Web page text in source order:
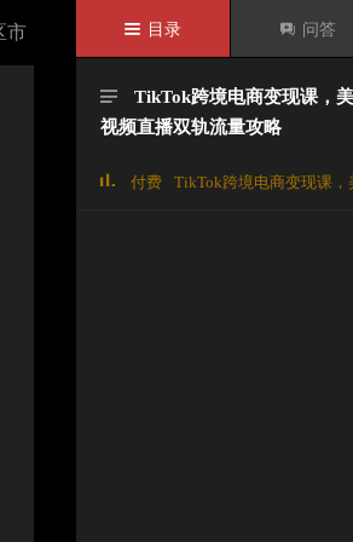
市  目录  问答

TikTok跨境电商变现课，
视频直播双轨流量攻略
付费 TikTok跨境电商变现课，